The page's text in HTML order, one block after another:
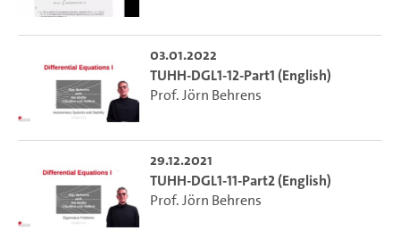
03.01.2022
TUHH-DGL1-12-Part1 (English)
Prof. Jörn Behrens
29.12.2021
TUHH-DGL1-11-Part2 (English)
Prof. Jörn Behrens